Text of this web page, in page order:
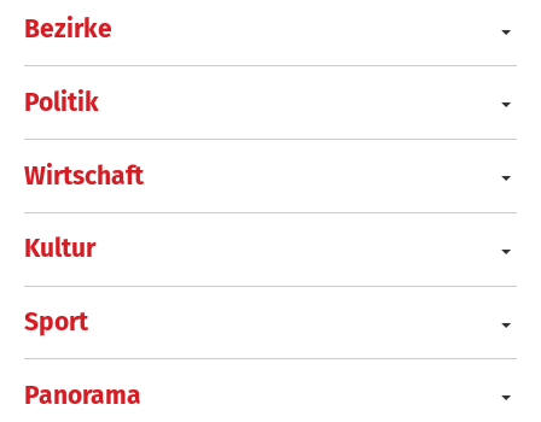
Bezirke
Politik
Wirtschaft
Kultur
Sport
Panorama